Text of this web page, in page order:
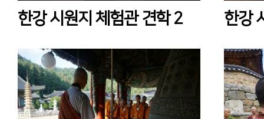
한강 시원지 체험관 견학 2 한강